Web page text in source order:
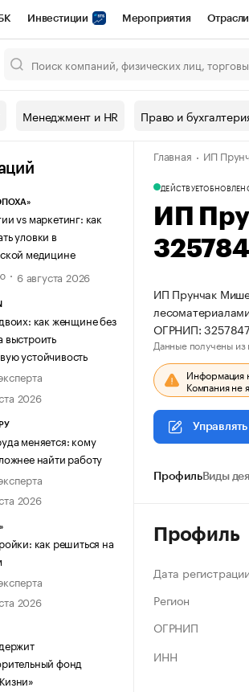
Инвестиции Мероприятия Отрасли
Конференции СПб Спецпроекты
Рынок наличной валюты
Менеджмент и HR Право и
vs маркетинг: как
уловки в
медицине
6 августа 2026
как женщине без
выстроить
устойчивость
2026
меняется: кому
найти работу
2026
как решиться на
2026
фонд
Главная ИП
ДЕЙСТВУЕТ
ИП
ИП Прунчак
ОГРНИП:
Данные получены из
Информация
Компания не
ПрофильВиды
Профиль
Дата
Регион
ОГРНИП
ИНН